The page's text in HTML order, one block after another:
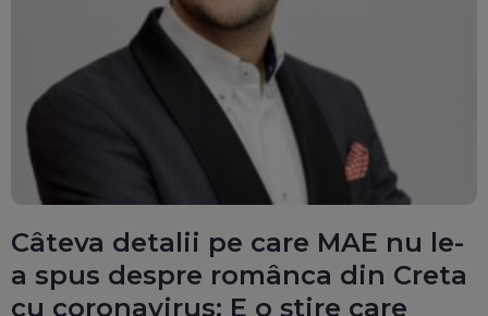
Câteva detalii pe care MAE nu le-
a spus despre românca din Creta
cu coronavirus: E o știre care